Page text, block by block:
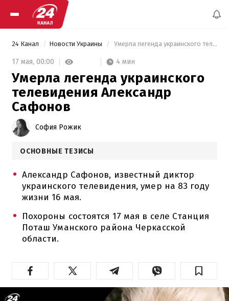
24 Канал Новости Украины Умерла легенда украинского телевидения Александр Сафонов
17 мая, 00:00 4 мин
Умерла легенда украинского
телевидения Александр
Сафонов
София Рожик
ОСНОВНЫЕ ТЕЗИСЫ
Александр Сафонов, известный диктор
украинского телевидения, умер на 83 году
жизни 16 мая.
Похороны состоятся 17 мая в селе Станция
Поташ Уманского района Черкасской
области.